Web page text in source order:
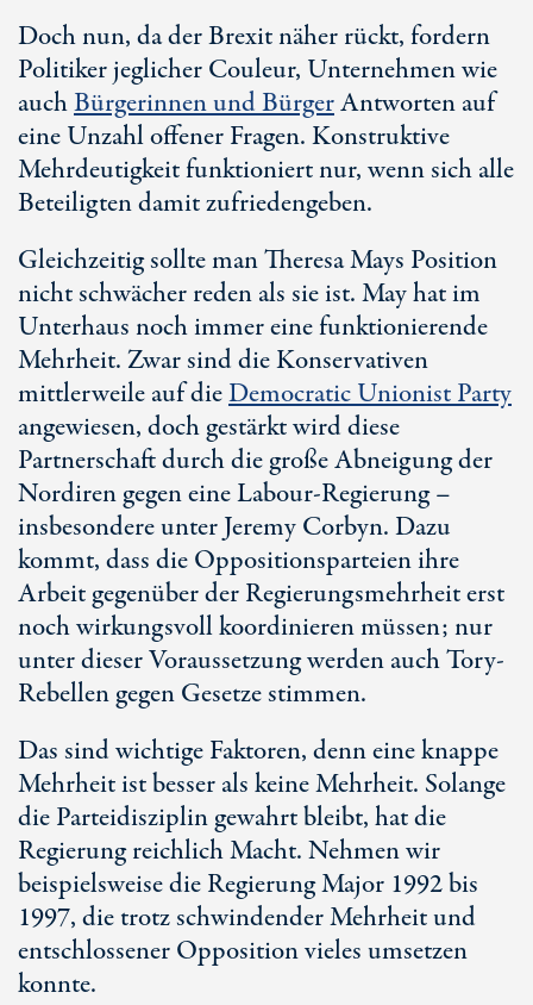
Doch nun, da der Brexit näher rückt, fordern
Politiker jeglicher Couleur, Unternehmen wie
auchBürgerinnen und BürgerAntworten auf
eine Unzahl offener Fragen. Konstruktive
Mehrdeutigkeit funktioniert nur, wenn sich alle
Beteiligten damit zufriedengeben.
Gleichzeitig sollte man Theresa Mays Position
nicht schwächer reden als sie ist. May hat im
Unterhaus noch immer eine funktionierende
Mehrheit. Zwar sind die Konservativen
mittlerweile auf dieDemocratic Unionist Party
angewiesen, doch gestärkt wird diese
Partnerschaft durch die große Abneigung der
Nordiren gegen eine Labour-Regierung –
insbesondere unter Jeremy Corbyn. Dazu
kommt, dass die Oppositionsparteien ihre
Arbeit gegenüber der Regierungsmehrheit erst
noch wirkungsvoll koordinieren müssen; nur
unter dieser Voraussetzung werden auch Tory-
Rebellen gegen Gesetze stimmen.
Das sind wichtige Faktoren, denn eine knappe
Mehrheit ist besser als keine Mehrheit. Solange
die Parteidisziplin gewahrt bleibt, hat die
Regierung reichlich Macht. Nehmen wir
beispielsweise die Regierung Major 1992 bis
1997, die trotz schwindender Mehrheit und
entschlossener Opposition vieles umsetzen
konnte.